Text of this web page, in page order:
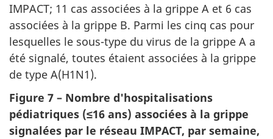
IMPACT; 11 cas associées à la grippe A et 6 cas
associées à la grippe B. Parmi les cinq cas pour
lesquelles le sous-type du virus de la grippe A a
été signalé, toutes étaient associées à la grippe
de type A(H1N1).
Figure 7 – Nombre d'hospitalisations
pédiatriques (≤16 ans) associées à la grippe
signalées par le réseau IMPACT, par semaine,